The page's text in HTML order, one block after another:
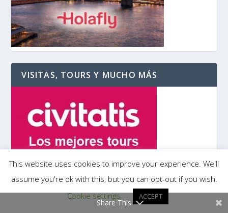
VISITAS, TOURS Y MUCHO MÁS
This website uses cookies to improve your experience. We'll
assume you're ok with this, but you can opt-out if you wish.
Cookie settings
ACCEPT
Share This